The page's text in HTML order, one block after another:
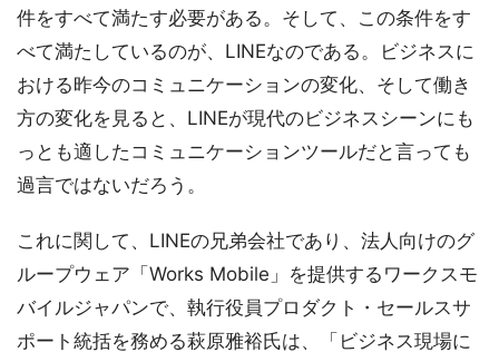
件をすべて満たす必要がある。そして、この条件をす
べて満たしているのが、LINEなのである。ビジネスに
おける昨今のコミュニケーションの変化、そして働き
方の変化を見ると、LINEが現代のビジネスシーンにも
っとも適したコミュニケーションツールだと言っても
過言ではないだろう。
これに関して、LINEの兄弟会社であり、法人向けのグ
ループウェア「Works Mobile」を提供するワークスモ
バイルジャパンで、執行役員プロダクト・セールスサ
ポート統括を務める萩原雅裕氏は、「ビジネス現場に